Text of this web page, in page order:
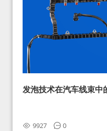
发泡技术在汽车线束中
9927 0